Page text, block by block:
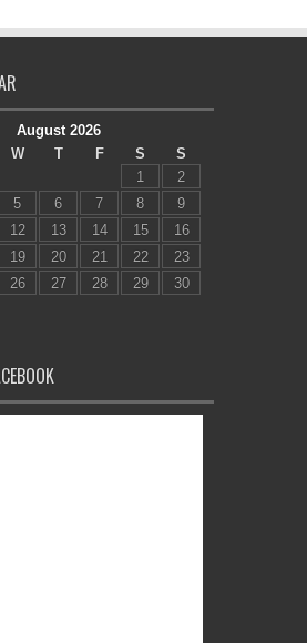
August 2026
W T F S
S
1
2
5 6 7 8
9
12 13 14 15
16
19 20 21 22
23
26 27 28 29
30